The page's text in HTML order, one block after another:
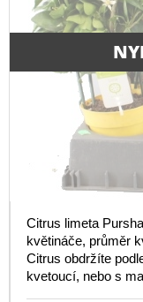
Citrus limeta
květináče, průměr
Citrus obdržíte
kvetoucí, nebo s